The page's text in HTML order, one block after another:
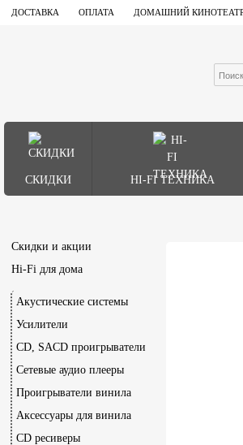
ДОСТАВКА ОПЛАТА ДОМАШНИЙ
СКИДКИ HI-FI ТЕХНИКА
Скидки и акции
Hi-Fi для дома
Акустические системы
Усилители
CD, SACD проигрыватели
Сетевые аудио плееры
Проигрыватели винила
Аксессуары для винила
CD ресиверы